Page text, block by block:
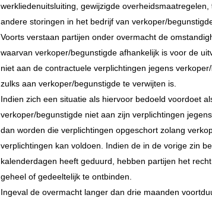
werkliedenuitsluiting, gewijzigde
andere storingen in het bedrijf van verkoper/
Voorts verstaan partijen onder overmacht de
waarvan verkoper/begunstigde afhankelijk is voor de
niet aan de contractuele verplichtingen jegens
zulks aan verkoper/begunstigde te verwijten is.
Indien zich een situatie als hiervoor bedoeld voordoet
verkoper/begunstigde niet aan zijn verplichtingen
dan worden die verplichtingen opgeschort zolang
verplichtingen kan voldoen. Indien de in de vorige zin
kalenderdagen heeft geduurd, hebben partijen het
geheel of gedeeltelijk te ontbinden.
Ingeval de overmacht langer dan drie maanden